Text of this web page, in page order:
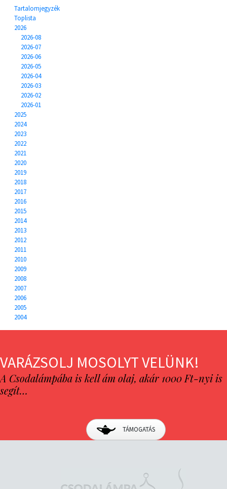
Tartalomjegyzék
Toplista
2026
2026-08
2026-07
2026-06
2026-05
2026-04
2026-03
2026-02
2026-01
2025
2024
2023
2022
2021
2020
2019
2018
2017
2016
2015
2014
2013
2012
2011
2010
2009
2008
2007
2006
2005
2004
VARÁZSOLJ MOSOLYT VELÜNK!
A Csodalámpába is kell ám olaj, akár 1000 Ft-nyi is
segít…
TÁMOGATÁS